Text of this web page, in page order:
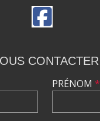
CONTACTER
PRÉNOM *